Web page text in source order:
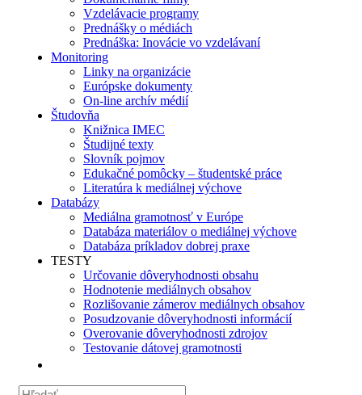
Vzdelávacie programy
Prednášky o médiách
Prednáška: Inovácie vo vzdelávaní
Monitoring
Linky na organizácie
Európske dokumenty
On-line archív médií
Študovňa
Knižnica IMEC
Študijné texty
Slovník pojmov
Edukačné pomôcky – študentské práce
Literatúra k mediálnej výchove
Databázy
Mediálna gramotnosť v Európe
Databáza materiálov o mediálnej výchove
Databáza príkladov dobrej praxe
TESTY
Určovanie dôveryhodnosti obsahu
Hodnotenie mediálnych obsahov
Rozlišovanie zámerov mediálnych obsahov
Posudzovanie dôveryhodnosti informácií
Overovanie dôveryhodnosti zdrojov
Testovanie dátovej gramotnosti